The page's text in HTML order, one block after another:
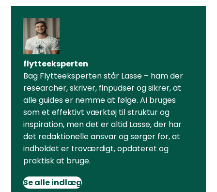
flytteeksperten
Bag Flytteeksperten står Lasse – ham der
researcher, skriver, finpudser og sikrer, at
alle guides er nemme at følge. AI bruges
som et effektivt værktøj til struktur og
inspiration, men det er altid Lasse, der har
det redaktionelle ansvar og sørger for, at
indholdet er troværdigt, opdateret og
praktisk at bruge.
Se alle indlæg